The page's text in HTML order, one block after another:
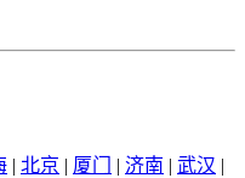
| 北京 | 厦门 | 济南 | 武汉 |